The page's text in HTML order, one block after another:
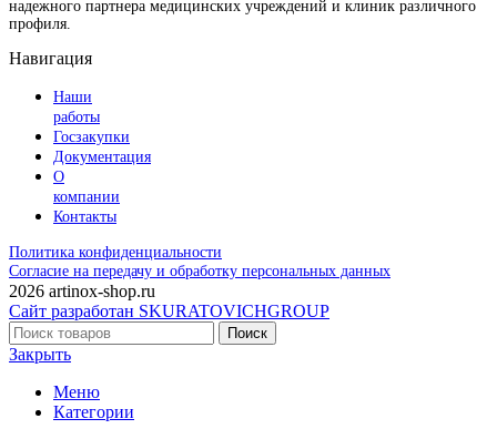
надежного партнера медицинских учреждений и клиник различного
профиля.
Навигация
Наши
работы
Госзакупки
Документация
О
компании
Контакты
Политика конфиденциальности
Согласие на передачу и обработку персональных данных
2026 artinox-shop.ru
Сайт разработан SKURATOVICHGROUP
Поиск
Закрыть
Меню
Категории